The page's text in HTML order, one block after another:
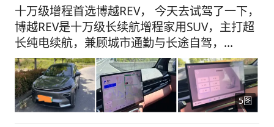
十万级增程首选博越REV， 今天去试驾了一下，
博越REV是十万级长续航增程家用SUV，主打超
长纯电续航，兼顾城市通勤与长途自驾，
375km纯电续航满足日常通勤，谷电充电成本
极低，长途馈电油耗4.95L，四缸增程运行安
静，车内没有抖动。车内空间宽敞，后排纯平，
6kW外放电露营非常实用，FSD悬架过滤颠簸舒
5图